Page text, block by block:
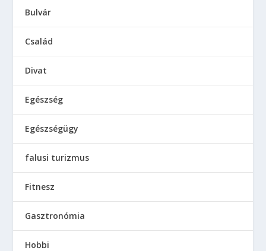
Bulvár
Család
Divat
Egészség
Egészségügy
falusi turizmus
Fitnesz
Gasztronómia
Hobbi